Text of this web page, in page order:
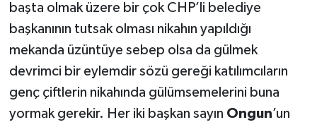
başta olmak üzere bir çok CHP’li belediye
başkanının tutsak olması nikahın yapıldığı
mekanda üzüntüye sebep olsa da gülmek
devrimci bir eylemdir sözü gereği katılımcıların
genç çiftlerin nikahında gülümsemelerini buna
yormak gerekir. Her iki başkan sayın Ongun’un